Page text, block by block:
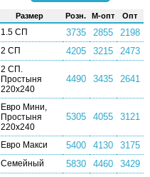
Раз­мер Розн. М-опт Опт
1.5 СП 3735 2855 2198
2 СП 4205 3215 2473
2 СП.
Простыня
220х240
4490 3435 2641
Евро Мини,
Простыня
220х240
5305 4055 3121
Евро Макси 5400 4130 3175
Семейный 5830 4460 3429